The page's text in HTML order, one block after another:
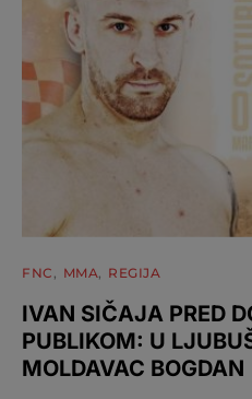
FNC MMA REGIJA
IVAN SIČAJA PRED
PUBLIKOM: U
MOLDAVAC BOGDAN